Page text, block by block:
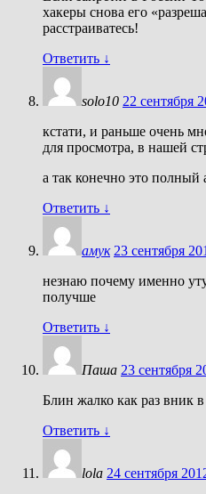
хакеры снова его
расстраиватесь!
Ответить ↓
solo10 22 сентября
кстати, и раньше очень
для просмотра, в нашей
а так конечно это
Ответить ↓
амук 23 сентября
незнаю почему именно
получше
Ответить ↓
Паша 23 сентября
Блин жалко как раз вник
Ответить ↓
lola 24 сентября